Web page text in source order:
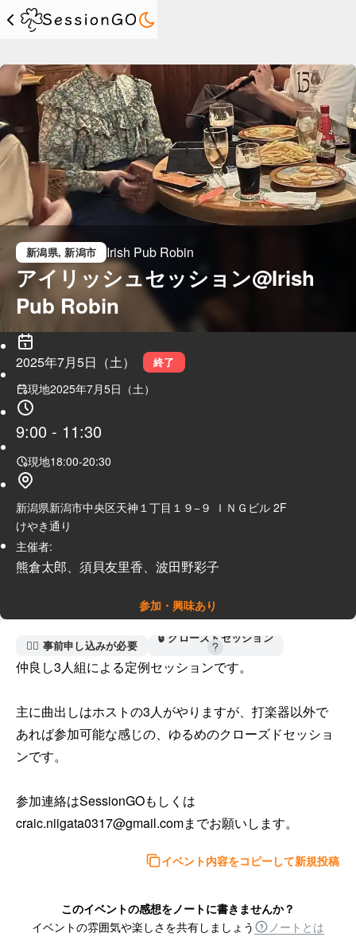
新潟県, 新潟市 Irish Pub Robin
アイリッシュセッション@Irish
Pub Robin
2025年7月5日（土） 終了
現地2025年7月5日（土）
9:00 - 11:30
現地18:00-20:30
新潟県新潟市中央区天神１丁目１９−９ ＩＮＧビル 2F
けやき通り
主催者:
熊倉太郎、須貝友里香、波田野彩子
参加・興味あり
🙋‍♀️ 事前申し込みが必要
🔒 クローズドセッション
仲良し3人組による定例セッションです。
主に曲出しはホストの3人がやりますが、打楽器以外で
あれば参加可能な感じの、ゆるめのクローズドセッショ
ンです。
参加連絡はSessionGOもしくは
craic.niigata0317@gmail.comまでお願いします。
イベント内容をコピーして新規投稿
このイベントの感想をノートに書きませんか？
イベントの雰囲気や楽しさを共有しましょう
ノートとは